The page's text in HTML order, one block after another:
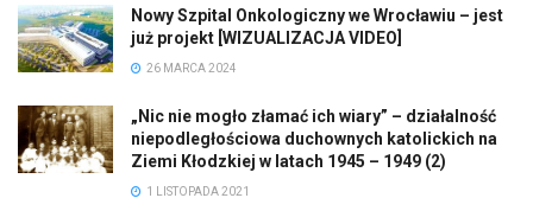
Nowy Szpital Onkologiczny we Wrocławiu – jest
już projekt [WIZUALIZACJA VIDEO]
26 MARCA 2024
„Nic nie mogło złamać ich wiary” – działalność
niepodległościowa duchownych katolickich na
Ziemi Kłodzkiej w latach 1945 – 1949 (2)
1 LISTOPADA 2021